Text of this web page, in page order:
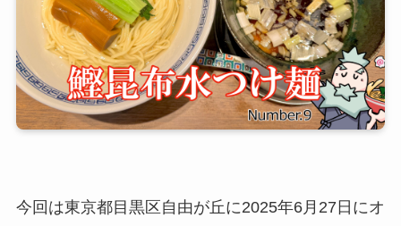
今回は東京都目黒区自由が丘に2025年6月27日にオ